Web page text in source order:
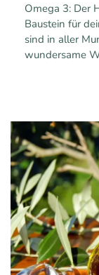
Omega 3: Der
Baustein für
sind in aller
wundersame